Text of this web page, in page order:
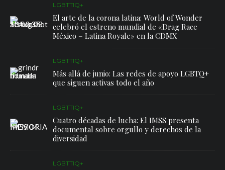
LGBTTIQ+
El arte de la corona latina: World of Wonder
celebró el estreno mundial de «Drag Race
México – Latina Royale» en la CDMX
LGBTTIQ+
Más allá de junio: Las redes de apoyo LGBTQ+
que siguen activas todo el año
LGBTTIQ+
Cuatro décadas de lucha: El IMSS presenta
documental sobre orgullo y derechos de la
diversidad
LGBTTIQ+